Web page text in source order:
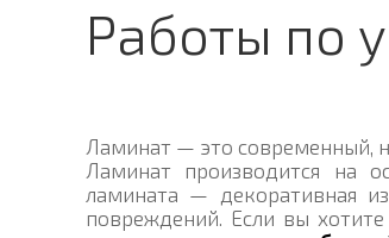
Работы по
Ламинат — это современный,
Ламинат производится на
ламината — декоративная
повреждений. Если вы